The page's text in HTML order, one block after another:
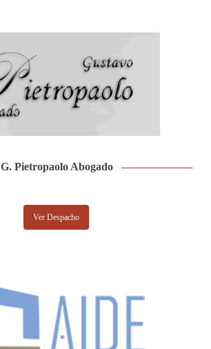
G. Pietropaolo Abogado
Ver Despacho